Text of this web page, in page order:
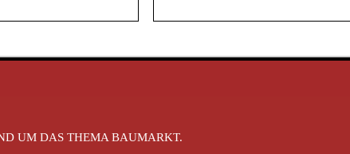
UM DAS THEMA BAUMARKT.